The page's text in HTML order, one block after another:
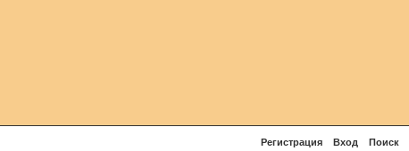
Регистрация Вход Поиск